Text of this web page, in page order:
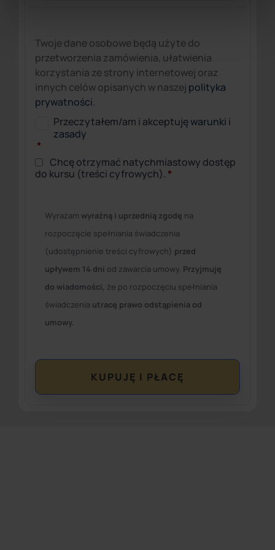
Twoje dane osobowe będą użyte do
przetworzenia zamówienia, ułatwienia
korzystania ze strony internetowej oraz
innych celów opisanych w naszej polityka
prywatności.
Przeczytałem/am i akceptujęwarunki i
zasady
*
Chcę otrzymać natychmiastowy dostęp
do kursu (treści cyfrowych). *
Wyrażam wyraźną i uprzednią zgodę na
rozpoczęcie spełniania świadczenia
(udostępnienie treści cyfrowych) przed
upływem 14 dni od zawarcia umowy. Przyjmuję
do wiadomości, że po rozpoczęciu spełniania
świadczenia utracę prawo odstąpienia od
umowy.
KUPUJĘ I PŁACĘ